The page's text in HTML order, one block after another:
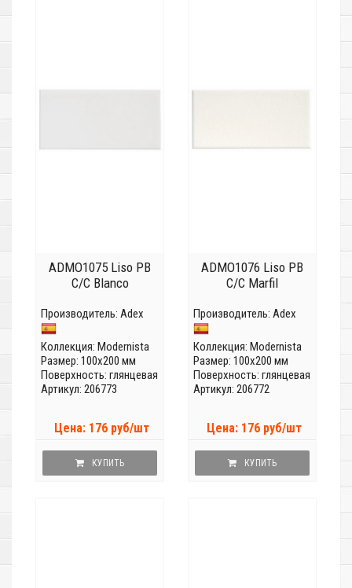
ADMO1075 Liso PB
C/C Blanco
Производитель: Adex
Коллекция: Modernista
Размер: 100x200 мм
Поверхность: глянцевая
Артикул: 206773
Цена: 176 руб/шт
КУПИТЬ
ADMO1076 Liso PB
C/C Marfil
Производитель: Adex
Коллекция: Modernista
Размер: 100x200 мм
Поверхность: глянцевая
Артикул: 206772
Цена: 176 руб/шт
КУПИТЬ